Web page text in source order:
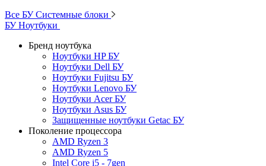
Все БУ Системные блоки
БУ Ноутбуки
Бренд ноутбука
Ноутбуки HP БУ
Ноутбуки Dell БУ
Ноутбуки Fujitsu БУ
Ноутбуки Lenovo БУ
Ноутбуки Acer БУ
Ноутбуки Asus БУ
Защищенные ноутбуки Getac БУ
Поколение процессора
AMD Ryzen 3
AMD Ryzen 5
Intel Core i5 - 7gen